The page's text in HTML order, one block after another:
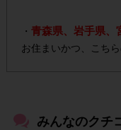
・ 青森県、岩手県、
お住まいかつ、こち
ク カルシウム(900ml)
みんなのクチ